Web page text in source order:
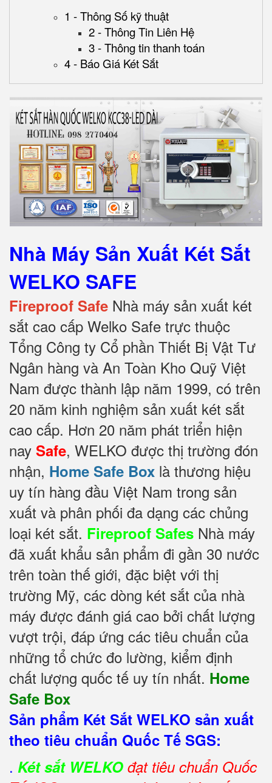
1 - Thông Số kỹ thuật
2 - Thông Tin Liên Hệ
3 - Thông tin thanh toán
4 - Báo Giá Két Sắt
Nhà Máy Sản Xuất Két Sắt
WELKO SAFE
Fireproof Safe Nhà máy sản xuất két
sắt cao cấp Welko Safe trực thuộc
Tổng Công ty Cổ phần Thiết Bị Vật Tư
Ngân hàng và An Toàn Kho Quỹ Việt
Nam được thành lập năm 1999, có trên
20 năm kinh nghiệm sản xuất két sắt
cao cấp. Hơn 20 năm phát triển hiện
nay Safe, WELKO được thị trường đón
nhận, Home Safe Box là thương hiệu
uy tín hàng đầu Việt Nam trong sản
xuất và phân phối đa dạng các chủng
loại két sắt. Fireproof Safes Nhà máy
đã xuất khẩu sản phẩm đi gần 30 nước
trên toàn thế giới, đặc biệt với thị
trường Mỹ, các dòng két sắt của nhà
máy được đánh giá cao bởi chất lượng
vượt trội, đáp ứng các tiêu chuẩn của
những tổ chức đo lường, kiểm định
chất lượng quốc tế uy tín nhất. Home
Safe Box
Sản phẩm Két Sắt WELKO sản xuất
theo tiêu chuẩn Quốc Tế SGS:
. Két sắt WELKO đạt tiêu chuẩn Quốc